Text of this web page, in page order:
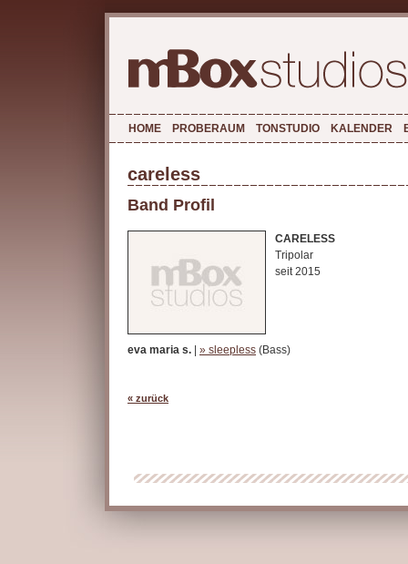
HOME PROBERAUM TONSTUDIO KALENDER
careless
Band Profil
CARELESS
Tripolar
seit 2015
eva maria s. » sleepless (Bass)
« zurück